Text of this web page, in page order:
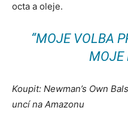
octa a oleje.
“MOJE VOLBA
MOJE
Koupit: Newman’s Own
uncí na Amazonu